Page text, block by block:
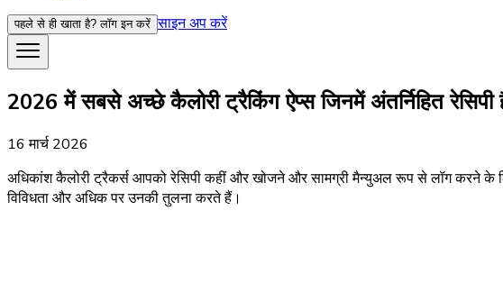
पहले से ही खाता है? लॉग इन करें साइन अप करें
2026 में सबसे अच्छे कैलोरी ट्रैकिंग ऐप्स जिनमें अंतर्निहित रेसिपी
16 मार्च 2026
अधिकांश कैलोरी ट्रैकर्स आपको रेसिपी कहीं और खोजने और सामग्री मैन्युअल रूप से लॉग करने के
विविधता और अधिक पर उनकी तुलना करते हैं।